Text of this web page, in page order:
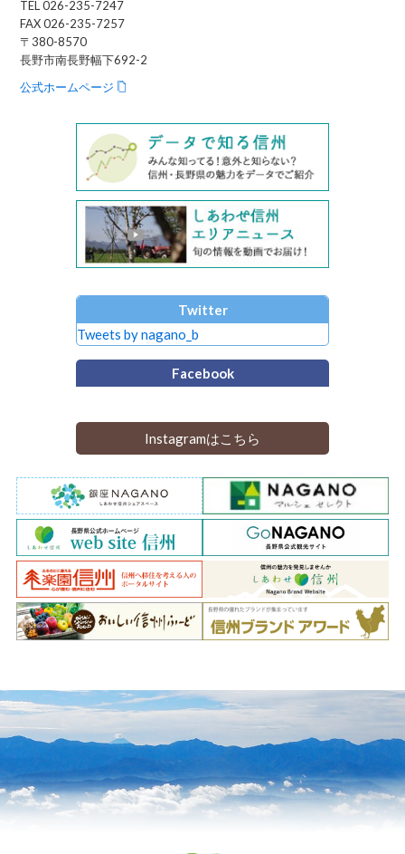
TEL 026-235-7247
FAX 026-235-7257
〒380-8570
長野市南長野幅下692-2
公式ホームページ
Twitter
Tweets by nagano_b
Facebook
Instagramはこちら